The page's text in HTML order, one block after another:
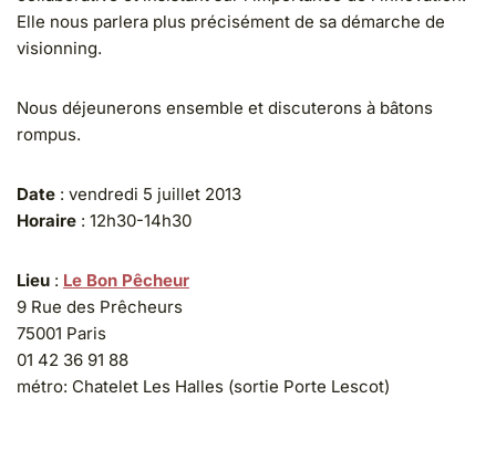
Elle nous parlera plus précisément de sa démarche de
visionning.
Nous déjeunerons ensemble et discuterons à bâtons
rompus.
Date : vendredi 5 juillet 2013
Horaire : 12h30-14h30
Lieu : Le Bon Pêcheur
9 Rue des Prêcheurs
75001 Paris
01 42 36 91 88
métro: Chatelet Les Halles (sortie Porte Lescot)